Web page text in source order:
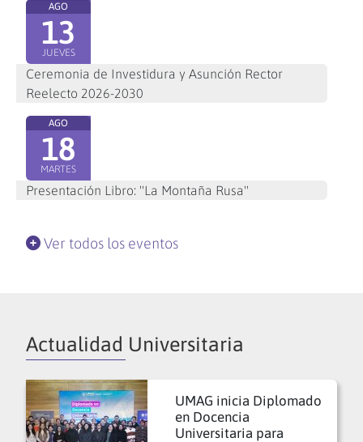
AGO
13
JUEVES
Ceremonia de Investidura y Asunción Rector
Reelecto 2026-2030
AGO
18
MARTES
Presentación Libro: "La Montaña Rusa"
Ver todos los eventos
Actualidad Universitaria
UMAG inicia Diplomado
en Docencia
Universitaria para